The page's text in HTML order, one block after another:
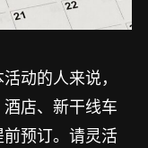
动的人来说，
店、新干线车
预订。请灵活